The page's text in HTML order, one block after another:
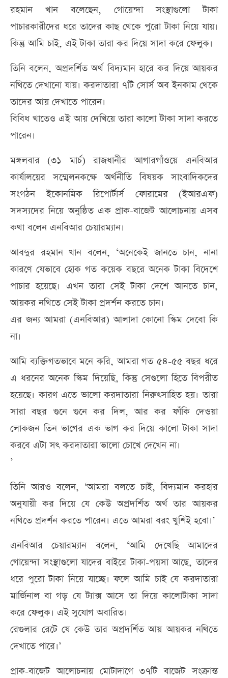
রহমান খান বলেছেন, গোয়েন্দা সংস্থাগুলো টাকা
পাচারকারীদের ধরে তাদের কাছ থেকে পুরো টাকা নিয়ে যায়।
কিন্তু আমি চাই, এই টাকা তারা কর দিয়ে সাদা করে ফেলুক।
তিনি বলেন, অপ্রদর্শিত অর্থ বিদ্যমান হারে কর দিয়ে আয়কর
নথিতে দেখানো যায়। করদাতারা ৭টি সোর্স অব ইনকাম থেকে
তাদের আয় দেখাতে পারেন।
বিবিধ খাতেও এই আয় দেখিয়ে তারা কালো টাকা সাদা করতে
পারেন।
মঙ্গলবার (৩১ মার্চ) রাজধানীর আগারগাঁওয়ে এনবিআর
কার্যালয়ের সম্মেলনকক্ষে অর্থনীতি বিষয়ক সাংবাদিকদের
সংগঠন ইকোনমিক রিপোর্টার্স ফোরামের (ইআরএফ)
সদস্যদের নিয়ে অনুষ্ঠিত এক প্রাক-বাজেট আলোচনায় এসব
কথা বলেন এনবিআর চেয়ারম্যান।
আবদুর রহমান খান বলেন, ‘অনেকেই জানতে চান, নানা
কারণে যেভাবে হোক গত কয়েক বছরে অনেক টাকা বিদেশে
পাচার হয়েছে। এখন তারা সেই টাকা দেশে আনতে চান,
আয়কর নথিতে সেই টাকা প্রদর্শন করতে চান।
এর জন্য আমরা (এনবিআর) আলাদা কোনো স্কিম দেবো কি
না।
আমি ব্যক্তিগতভাবে মনে করি, আমরা গত ৫৪-৫৫ বছর ধরে
এ ধরনের অনেক স্কিম দিয়েছি, কিন্তু সেগুলো হিতে বিপরীত
হয়েছে। কারণ এতে ভালো করদাতারা নিরুৎসাহিত হয়। তারা
সারা বছর গুনে গুনে কর দিল, আর কর ফাঁকি দেওয়া
লোকজন তিন ভাগের এক ভাগ কর দিয়ে কালো টাকা সাদা
করবে এটা সৎ করদাতারা ভালো চোখে দেখেন না।
’
তিনি আরও বলেন, ‘আমরা বলতে চাই, বিদ্যমান করহার
অনুযায়ী কর দিয়ে যে কেউ অপ্রদর্শিত অর্থ তার আয়কর
নথিতে প্রদর্শন করতে পারেন। এতে আমরা বরং খুশিই হবো।’
এনবিআর চেয়ারম্যান বলেন, ‘আমি দেখেছি আমাদের
গোয়েন্দা সংস্থাগুলো যাদের বাইরে টাকা-পয়সা আছে, তাদের
ধরে পুরো টাকা নিয়ে যাচ্ছে। ফলে আমি চাই যে করদাতারা
মার্জিনাল বা গড় যে ট্যাক্স আসে তা দিয়ে কালোটাকা সাদা
করে ফেলুক। এই সুযোগ অবারিত।
রেগুলার রেটে যে কেউ তার অপ্রদর্শিত আয় আয়কর নথিতে
দেখাতে পারে।’
প্রাক-বাজেট আলোচনায় মোটাদাগে ৩৭টি বাজেট সংক্রান্ত